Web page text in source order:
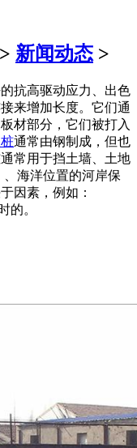
> 新闻动态 >
抗高驱动应力、出色
来增加长度。它们通
材部分，它们被打入
通常由钢制成，但也
常用于挡土墙、土地
海洋位置的河岸保
因素，例如：
的。